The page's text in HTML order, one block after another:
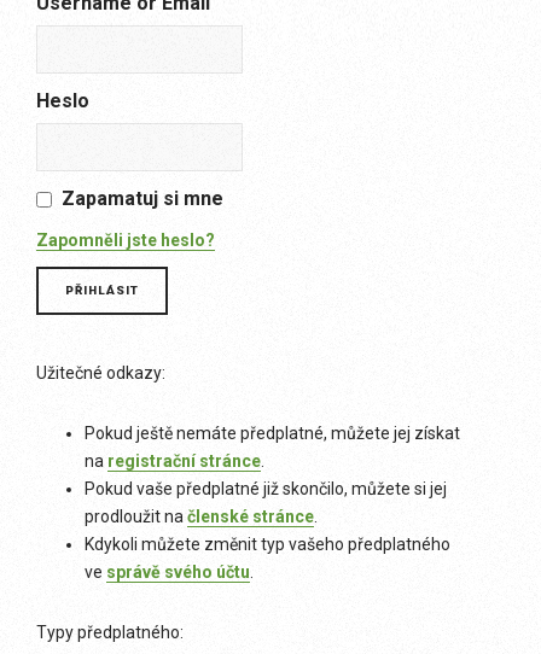
Heslo
Zapamatuj si mne
Zapomněli jste heslo?
Užitečné odkazy:
Pokud ještě nemáte předplatné, můžete jej získat
na registrační stránce
Pokud vaše předplatné již skončilo, můžete si jej
prodloužit na členské stránce
Kdykoli můžete změnit typ vašeho předplatného
ve správě svého účtu
Typy předplatného: